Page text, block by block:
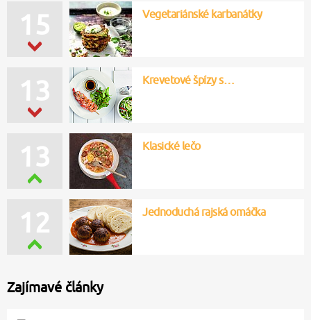
15 Vegetariánské karbanátky
13 Krevetové špízy s…
13 Klasické lečo
12 Jednoduchá rajská omáčka
Zajímavé články